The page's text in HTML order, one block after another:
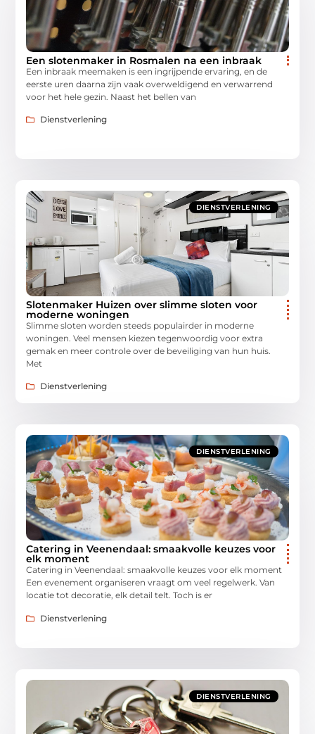
Een slotenmaker in Rosmalen na een inbraak
Een inbraak meemaken is een ingrijpende ervaring, en de
eerste uren daarna zijn vaak overweldigend en verwarrend
voor het hele gezin. Naast het bellen van
Dienstverlening
DIENSTVERLENING
Slotenmaker Huizen over slimme sloten voor
moderne woningen
Slimme sloten worden steeds populairder in moderne
woningen. Veel mensen kiezen tegenwoordig voor extra
gemak en meer controle over de beveiliging van hun huis.
Met
Dienstverlening
DIENSTVERLENING
Catering in Veenendaal: smaakvolle keuzes voor
elk moment
Catering in Veenendaal: smaakvolle keuzes voor elk moment
Een evenement organiseren vraagt om veel regelwerk. Van
locatie tot decoratie, elk detail telt. Toch is er
Dienstverlening
DIENSTVERLENING